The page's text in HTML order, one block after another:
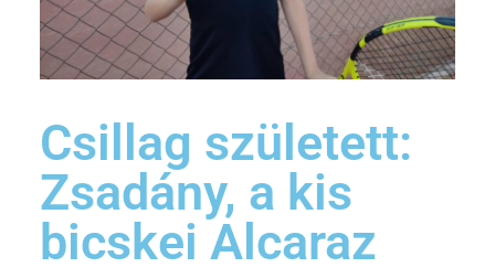
Csillag született:
Zsadány, a kis
bicskei Alcaraz